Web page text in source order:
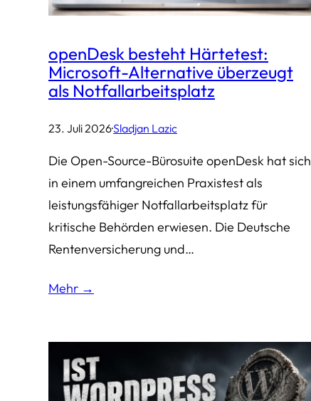
openDesk besteht Härtetest:
Microsoft-Alternative überzeugt
als Notfallarbeitsplatz
23. Juli 2026·Sladjan Lazic
Die Open-Source-Bürosuite openDesk hat sich
in einem umfangreichen Praxistest als
leistungsfähiger Notfallarbeitsplatz für
kritische Behörden erwiesen. Die Deutsche
Rentenversicherung und…
Mehr →